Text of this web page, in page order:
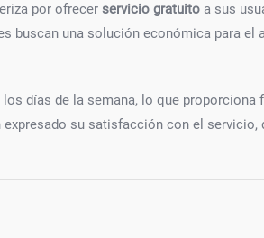
por ofrecer servicio gratuito a sus
buscan una solución económica para el
días de la semana, lo que proporciona
su satisfacción con el servicio,